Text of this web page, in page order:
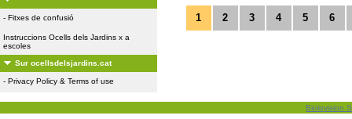
- Fitxes de confusió
Instruccions Ocells dels Jardins x a
escoles
Sur ocellsdelsjardins.cat
- Privacy Policy & Terms of use
1 2 3 4 5 6
Biolovision